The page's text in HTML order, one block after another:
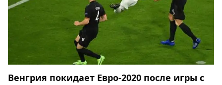
Венгрия покидает Евро-2020 после игры с